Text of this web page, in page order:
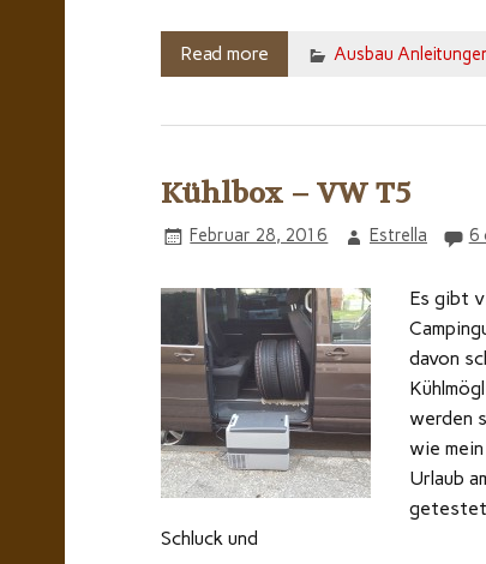
Read more Ausbau
Kühlbox – VW T5
Februar 28, 2016 Estrella 6
Es gibt
davon
werden
wie
Urlaub
getestet
Schluck und